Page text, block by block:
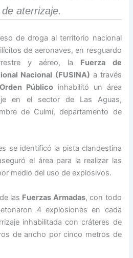
aterrizaje.
de droga al territorio nacional
de aeronaves, en resguardo
y aéreo, la Fuerza de
Nacional (FUSINA) a través
Públicoinhabilitó un área
en el sector de Las Aguas,
de Culmí, departamento de
se identificó la pista clandestina
el área para la realizar las
medio del uso de explosivos.
las Fuerzas Armadas, con todo
4 explosiones en cada
inhabilitada con cráteres de
de ancho por cinco metros de